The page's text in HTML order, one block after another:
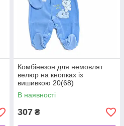
Комбінезон для немовлят
велюр на кнопках із
вишивкою 20(68)
В наявності
307 ₴